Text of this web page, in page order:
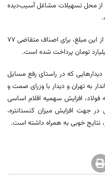
از محل تسهیلات مشاغل آسیب‌دیده
معاون استاندار خراسان جنوبی ادامه داد: از این مبلغ، برای اصناف متقاضی ۷۷
که در راستای رفع مسایل
به تهران و دیدار با وزرای صمت و
افزایش سهمیه اقلام اساسی
در جهت افزایش میزان کنستانتره،
نتایج خوبی به همراه داشته است.